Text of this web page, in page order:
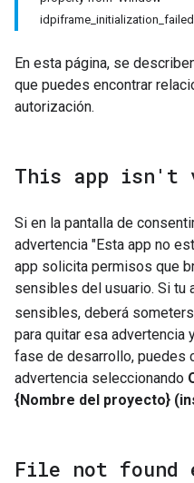
En esta página, se
que puedes encontrar
autorización.
This app isn't
Si en la pantalla de
advertencia "Esta app no
app solicita permisos que
sensibles del usuario. Si tu
sensibles, deberá
para quitar esa advertencia
fase de desarrollo, puedes
advertencia seleccionando
{Nombre del proyecto}
File not